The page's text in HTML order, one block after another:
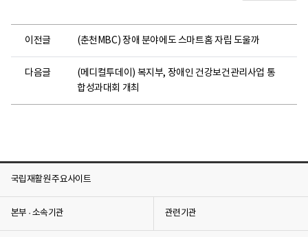
이전글 (춘천MBC) 장애 분야에도 스마트홈 자립 도울까
다음글
(메디컬투데이) 복지부, 장애인 건강보건관리사업 통
합성과대회 개최
국립재활원 주요사이트
본부 · 소속기관 관련기관